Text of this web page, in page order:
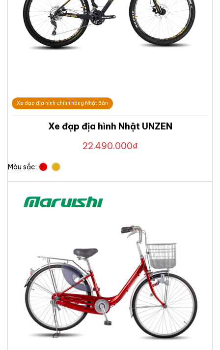
Xe đạp địa hình chính hãng Nhật Bản
Xe đạp địa hình Nhật UNZEN
22.490.000₫
Màu sắc: